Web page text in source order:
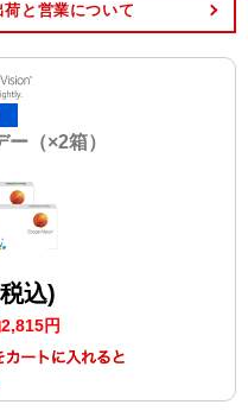
と営業について
（×2箱）
込)
円